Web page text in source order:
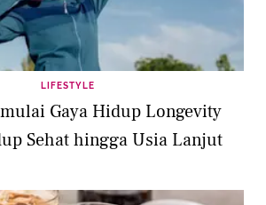
LIFESTYLE
Gaya Hidup Longevity
Sehat hingga Usia Lanjut